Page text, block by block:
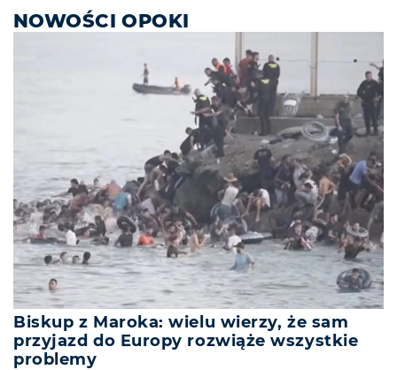
NOWOŚCI OPOKI
Biskup z Maroka: wielu wierzy, że sam
przyjazd do Europy rozwiąże wszystkie
problemy